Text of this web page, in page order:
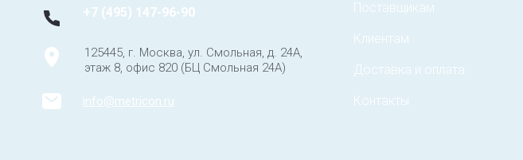
+7 (495) 147-96-90
125445, г. Москва, ул. Смольная, д. 24А,
этаж 8, офис 820 (БЦ Смольная 24А)
info@metricon.ru
Поставщикам
Клиентам
Доставка и оплата
Контакты